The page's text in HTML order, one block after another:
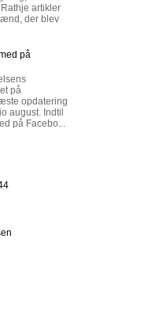
artikler
der blev
på
på
opdatering
august. Indtil
på Facebo...